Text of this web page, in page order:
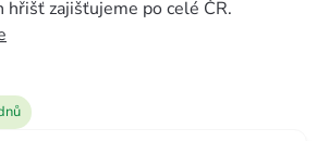
hřišť zajišťujeme po celé ČR.